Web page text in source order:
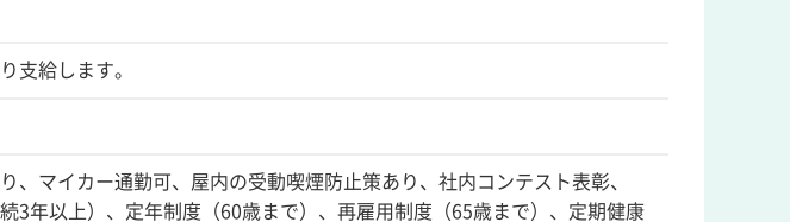
支給します。
、マイカー通勤可、屋内の受動喫煙防止策あり、社内コンテスト表彰、
3年以上）、定年制度（60歳まで）、再雇用制度（65歳まで）、定期健康